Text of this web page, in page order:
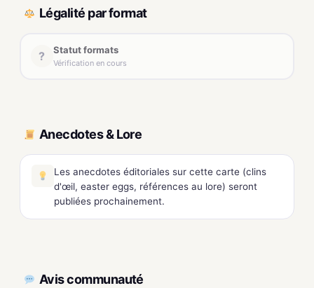
Légalité par format
? Statut formats
Vérification en cours
Anecdotes & Lore
Les anecdotes éditoriales sur cette carte (clins
d'œil, easter eggs, références au lore) seront
publiées prochainement.
Avis communauté